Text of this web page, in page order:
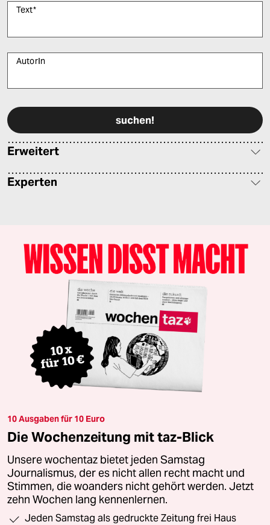
Text*
AutorIn
Erweitert
Experten
10 Ausgaben für 10 Euro
Die Wochenzeitung mit taz-Blick
Unsere wochentaz bietet jeden Samstag
Journalismus, der es nicht allen recht macht und
Stimmen, die woanders nicht gehört werden. Jetzt
zehn Wochen lang kennenlernen.
Jeden Samstag als gedruckte Zeitung frei Haus